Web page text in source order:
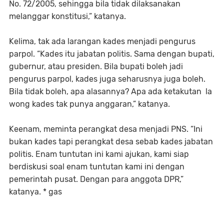
No. 72/2005, sehingga bila tidak dilaksanakan
melanggar konstitusi,” katanya.
Kelima, tak ada larangan kades menjadi pengurus
parpol. “Kades itu jabatan politis. Sama dengan bupati,
gubernur, atau presiden. Bila bupati boleh jadi
pengurus parpol, kades juga seharusnya juga boleh.
Bila tidak boleh, apa alasannya? Apa ada ketakutan la
wong kades tak punya anggaran,” katanya.
Keenam, meminta perangkat desa menjadi PNS. “Ini
bukan kades tapi perangkat desa sebab kades jabatan
politis. Enam tuntutan ini kami ajukan, kami siap
berdiskusi soal enam tuntutan kami ini dengan
pemerintah pusat. Dengan para anggota DPR,”
katanya. * gas